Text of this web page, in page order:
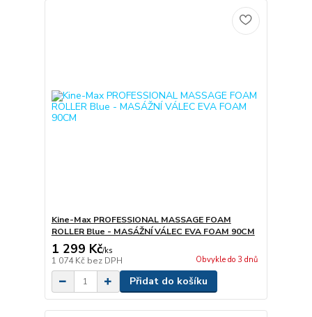
Kine-Max PROFESSIONAL MASSAGE FOAM
ROLLER Blue - MASÁŽNÍ VÁLEC EVA FOAM 90CM
1 299 Kč/ks
1 074 Kč bez DPH Obvykle do 3 dnů
Přidat do košíku